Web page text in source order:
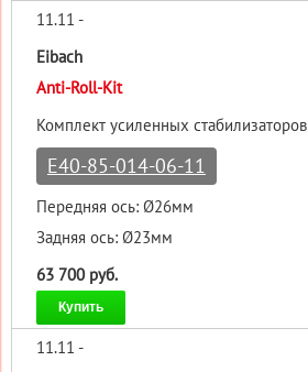
11.11 -
Eibach
Anti-Roll-Kit
Комплект усиленных стабилизаторов
E40-85-014-06-11
Передняя ось: Ø26мм
Задняя ось: Ø23мм
63 700 руб.
Купить
11.11 -